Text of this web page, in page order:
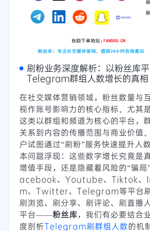
刷粉业务深度解析：以粉丝库平
Telegram群组人数增长的真相
在社交媒体营销领域，粉丝数量与
视作账号影响力的核心指标。尤
这类以群组和频道为核心的平台，
关系到内容的传播范围与商业价值
户试图通过“刷粉”服务快速提升人
本问题浮现：这些数字增长究竟是
增值手段，还是隐藏着风险的“骗局
acebook、Youtube、Tiktok
m、Twitter、Telegram等平台刷
刷浏览、刷分享、刷评论、刷直播
平台——粉丝库，我们有必要结合
度剖析Telegram刷群组人数的机